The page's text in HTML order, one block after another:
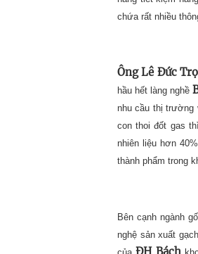
chứa rất nhiều
Ông Lê Đức
hầu hết làng nghề
nhu cầu thị trường
con thoi đốt gas
nhiên liệu hơn
thành phẩm trong
Bên cạnh ngành
nghệ sản xuất